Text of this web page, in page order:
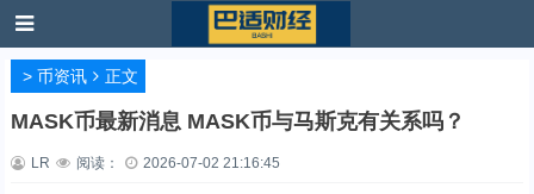
> 币资讯 正文
MASK币最新消息 MASK币与马斯克有关系吗？
LR 阅读： 2026-07-02 21:16:45